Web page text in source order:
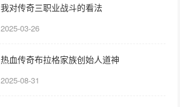
我对传奇三职业战斗的看法
2025-03-26
热血传奇布拉格家族创始人道神
2025-08-31